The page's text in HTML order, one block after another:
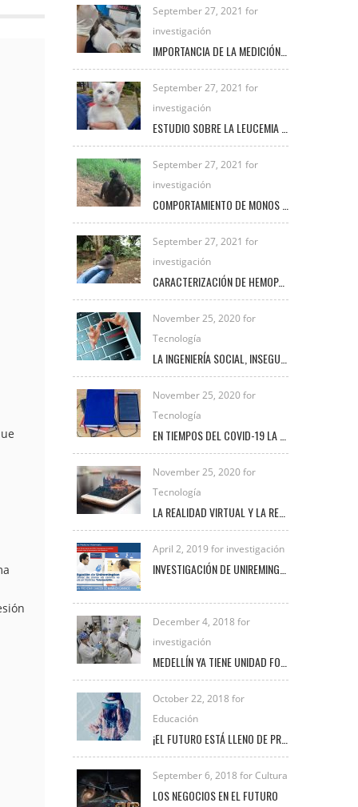
September 27, 2021 for
investigación
September 27, 2021 for
investigación
September 27, 2021 for
investigación
September 27, 2021 for
investigación
CARACTERIZACIÓN DE HEMOPARÁSITOS PRESENTES EN AVES SILVESTRES EN EL MUNICIPIO DE FREDONIA DURANTE EL PERIODO 2020 – 2021
November 25, 2020 for
Tecnología
November 25, 2020 for
Tecnología
November 25, 2020 for
Tecnología
April 2, 2019 for investigación
December 4, 2018 for
investigación
October 22, 2018 for
Educación
September 6, 2018 for Cultura
LOS NEGOCIOS EN EL FUTURO